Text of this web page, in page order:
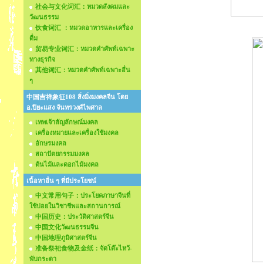
社会与文化词汇：หมวดสังคมและ
วัฒนธรรม
饮食词汇 ：หมวดอาหารและเครื่อง
ดื่ม
贸易专业词汇：หมวดคำศัพท์เฉพาะ
ทางธุรกิจ
其他词汇：หมวดคำศัพท์เฉพาะอื่น
ๆ
中国吉祥象征108 สิ่งมิ่งมงคลจีน โดย
อ.ปิยะแสง จันทรวงศ์ไพศาล
เทพเจ้าสัญลักษณ์มงคล
เครื่องหมายและเครื่องใช้มงคล
อักษรมงคล
สถาปัตยกรรมมงคล
ต้นไม้และดอกไม้มงคล
เนื้อหาอื่น ๆ ที่มีประโยชน์
中文常用句子：ประโยคภาษาจีนที่
ใช้บ่อยในวิชาชีพและสถานการณ์
中国历史：ประวัติศาสตร์จีน
中国文化วัฒนธรรมจีน
中国地理ภูมิศาสตร์จีน
准备祭祀食物及金纸：จัดโต๊ะไหว้-
พับกระดา